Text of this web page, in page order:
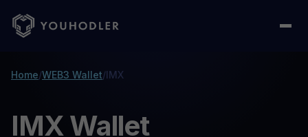
Home/WEB3 Wallet/IMX
IMX Wallet